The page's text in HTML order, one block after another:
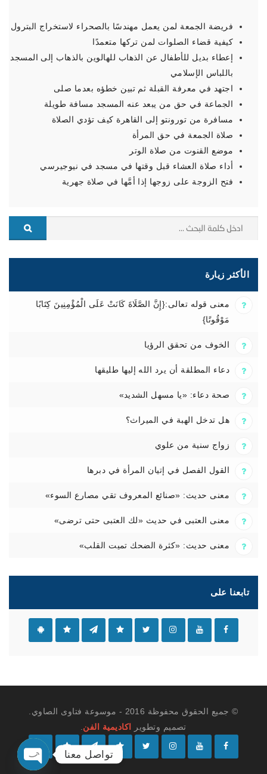
فريضة الجمعة لمن يعمل مهندسًا بالصحراء لاستخراج البترول
كيفية قضاء الصلوات لمن تركها متعمدًا
إعطاء بديل للأطفال عن الذهاب للهالوين بالذهاب إلى المسجد
باللباس الإسلامي
اجتهد في معرفة القبلة ثم تبين خطؤه بعدما صلى
الجماعة في حق من يبعد عنه المسجد مسافة طويلة
مسافرة من تورونتو إلى القاهرة كيف تؤدي الصلاة
صلاة الجمعة في حق المرأة
موضع القنوت من صلاة الوتر
أداء صلاة العشاء قبل وقتها في مسجد في نيوجيرسي
فتح الزوجة على زوجها إذا أمَّها في صلاة جهرية
الأكثر زيارة
معنى قوله تعالى:{إِنَّ الصَّلَاةَ كَانَتْ عَلَى الْمُؤْمِنِينَ كِتَابًا
مَوْقُوتًا}
الخوف من تحقق الرؤيا
دعاء المطلقة أن يرد الله إليها طليقها
صحة دعاء: «يا مسهل الشديد»
هل تدخل الهبة في الميراث؟
زواج سنية من علوي
القول الفصل في إتيان المرأة في دبرها
معنى حديث: «صنائع المعروف تقي مصارع السوء»
معنى العتبى في حديث «لك العتبى حتى ترضى»
معنى حديث: «كثرة الضحك تميت القلب»
تابعنا على
© جميع الحقوق محفوظة 2016 - موسوعة فتاوى الصاوي.
تصميم وتطوير
اكاديمية الفن
تواصل معنا